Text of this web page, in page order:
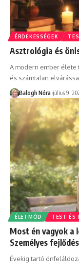
ÉRDEKESSÉGEK
Asztrológia és
A modern ember élete
és számtalan
Balogh Nóra július 9,
ÉLETMÓD TEST ÉS
Most én vagyok a
Személyes
Évekig tartó